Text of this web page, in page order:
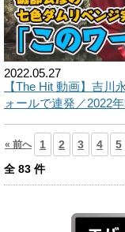
2022.05.27
【The Hit 動画】吉川
ォールで連発／2022年
« 前へ 1 2 3 4 5
全 83 件